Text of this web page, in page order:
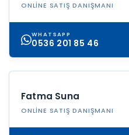
ONLINE SATIŞ DANIŞMANI
WHATSAPP
0536 201 85 46
Fatma Suna
ONLINE SATIŞ DANIŞMANI